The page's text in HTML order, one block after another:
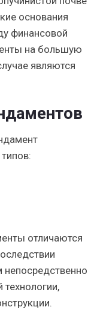
основания
финансовой
на большую
являются
отличаются